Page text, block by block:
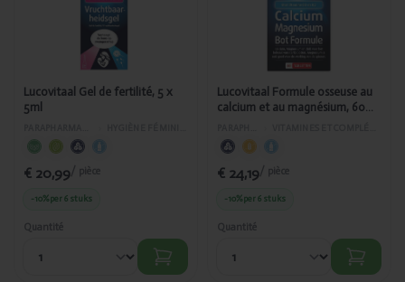
fertilité, 5 x
Lucovitaal Gel de fertilité, 5 x
5ml
€ 20,99/ pièce
-10%per 6 stuks
Quantité
calcium et au
magnésium,
60 comprimés
NUT472/388
Lucovitaal Formule osseuse au
calcium et au magnésium, 60
€ 24,19/ pièce
-10%per 6 stuks
Quantité